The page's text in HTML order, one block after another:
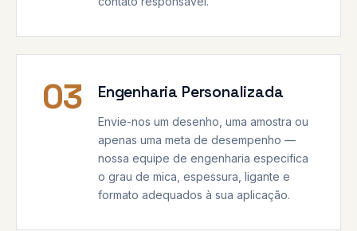
03 Engenharia Personalizada
Envie-nos um desenho, uma amostra ou
apenas uma meta de desempenho —
nossa equipe de engenharia especifica
o grau de mica, espessura, ligante e
formato adequados à sua aplicação.